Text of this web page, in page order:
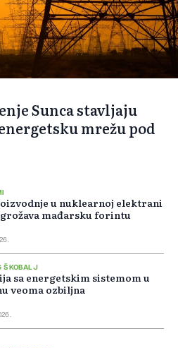
Sunca stavljaju
mrežu pod
u nuklearnoj elektrani
mađarsku forintu
ŠKOBALJ
sa energetskim sistemom u
veoma ozbiljna